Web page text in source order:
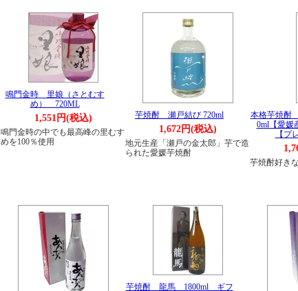
鳴門金時 里娘（さとむす
め） 720ML
1,551円(税込)
鳴門金時の中でも最高峰の里むす
めを100％使用
芋焼酎 瀬戸結び 720ml
1,672円(税込)
地元生産「瀬戸の金太郎」芋で造
られた愛媛芋焼酎
本格芋焼酎
0ml【愛媛
【プ
芋焼酎好き
芋焼酎 龍馬 1800ml ギフ